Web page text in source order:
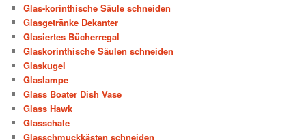
Glas-korinthische Säule schneiden
Glasgetränke Dekanter
Glasiertes Bücherregal
Glaskorinthische Säulen schneiden
Glaskugel
Glaslampe
Glass Boater Dish Vase
Glass Hawk
Glasschale
Glasschmuckkästen schneiden